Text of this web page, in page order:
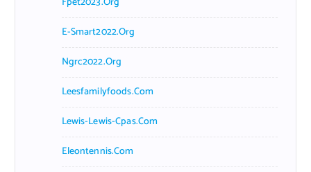
E-Smart2022.org
Ngrc2022.org
Leesfamilyfoods.com
Lewis-Lewis-Cpas.com
Eleontennis.com